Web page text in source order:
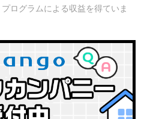
ログラムによる収益を得ていま